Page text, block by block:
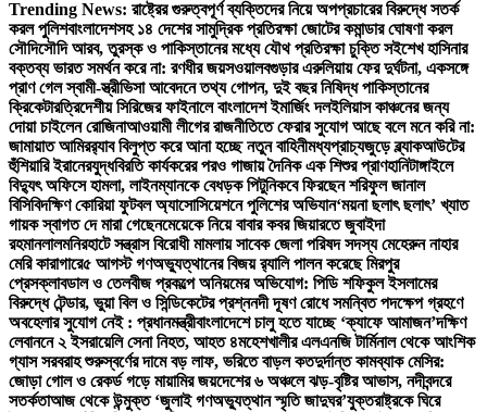
Trending News: রাষ্ট্রের গুরুত্বপূর্ণ ব্যক্তিদের নিয়ে অপপ্রচারের বিরুদ্ধে সতর্ক
করল পুলিশবাংলাদেশসহ ১৪ দেশের সামুদ্রিক প্রতিরক্ষা জোটের কমান্ডার ঘোষণা করল
সৌদিসৌদি আরব, তুরস্ক ও পাকিস্তানের মধ্যে যৌথ প্রতিরক্ষা চুক্তি সইশেখ হাসিনার
বক্তব্য ভারত সমর্থন করে না: রণধীর জয়সওয়ালবগুড়ার এরুলিয়ায় ফের দুর্ঘটনা, একসঙ্গে
প্রাণ গেল স্বামী-স্ত্রীভিসা আবেদনে তথ্য গোপন, দুই বছর নিষিদ্ধ পাকিস্তানের
ক্রিকেটারত্রিদেশীয় সিরিজের ফাইনালে বাংলাদেশ ইমার্জিং দলইলিয়াস কাঞ্চনের জন্য
দোয়া চাইলেন রোজিনাআওয়ামী লীগের রাজনীতিতে ফেরার সুযোগ আছে বলে মনে করি না:
জামায়াত আমিরর‍্যাব বিলুপ্ত করে আনা হচ্ছে নতুন বাহিনীমধ্যপ্রাচ্যজুড়ে ব্ল্যাকআউটের
হুঁশিয়ারি ইরানেরযুদ্ধবিরতি কার্যকরের পরও গাজায় দৈনিক এক শিশুর প্রাণহানিটাঙ্গাইলে
বিদ্যুৎ অফিসে হামলা, লাইনম্যানকে বেধড়ক পিটুনিকবে ফিরছেন শরিফুল জানাল
বিসিবিদক্ষিণ কোরিয়া ফুটবল অ্যাসোসিয়েশনে পুলিশের অভিযান‘ময়না ছলাৎ ছলাৎ’ খ্যাত
গায়ক স্বাগত দে মারা গেছেনমেয়েকে নিয়ে বাবার কবর জিয়ারতে জুবাইদা
রহমানলালমনিরহাটে সন্ত্রাস বিরোধী মামলায় সাবেক জেলা পরিষদ সদস্য মেহেরুন নাহার
মেরি কারাগারে৫ আগস্ট গণঅভ্যুত্থানের বিজয় র‍্যালি পালন করেছে মিরপুর
প্রেসক্লাবডাল ও তেলবীজ প্রকল্পে অনিয়মের অভিযোগ: পিডি শফিকুল ইসলামের
বিরুদ্ধে টেন্ডার, ভুয়া বিল ও সিন্ডিকেটের প্রশ্ননদী দূষণ রোধে সমন্বিত পদক্ষেপ গ্রহণে
অবহেলার সুযোগ নেই : প্রধানমন্ত্রীবাংলাদেশে চালু হতে যাচ্ছে ‘ক্যাফে আমাজন’দক্ষিণ
লেবাননে ২ ইসরায়েলি সেনা নিহত, আহত ৪মহেশখালীর এলএনজি টার্মিনাল থেকে আংশিক
গ্যাস সরবরাহ শুরুস্বর্ণের দামে বড় লাফ, ভরিতে বাড়ল কতদুর্দান্ত কামব্যাক মেসির:
জোড়া গোল ও রেকর্ড গড়ে মায়ামির জয়দেশের ৬ অঞ্চলে ঝড়-বৃষ্টির আভাস, নদীবন্দরে
সতর্কতাআজ থেকে উন্মুক্ত ‘জুলাই গণঅভ্যুত্থান স্মৃতি জাদুঘর’যুক্তরাষ্ট্রকে ঘিরে